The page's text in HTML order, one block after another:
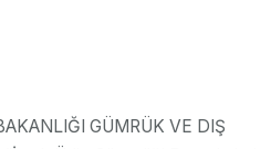
GÜMRÜK VE DIŞ